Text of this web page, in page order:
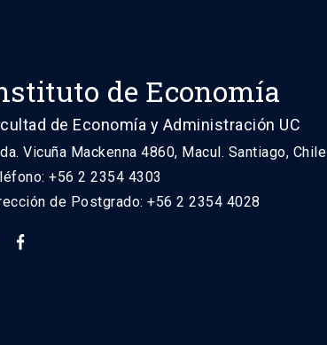
de Economía
de Economía y Administración UC
Vicuña Mackenna 4860, Macul. Santiago, Chile
+56 2 2354 4303
de Postgrado: +56 2 2354 4028